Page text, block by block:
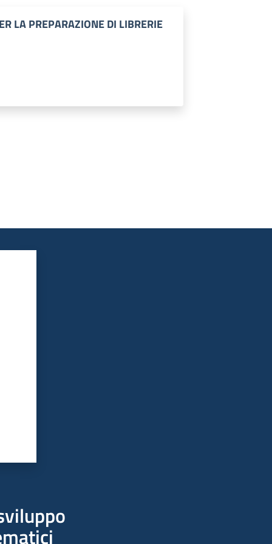
LA PREPARAZIONE DI LIBRERIE